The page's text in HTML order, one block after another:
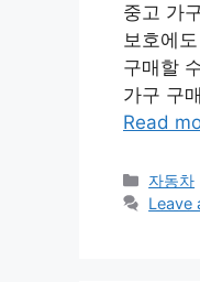
중고 가
보호에
구매할
가구 구
Read
자동차
Leave